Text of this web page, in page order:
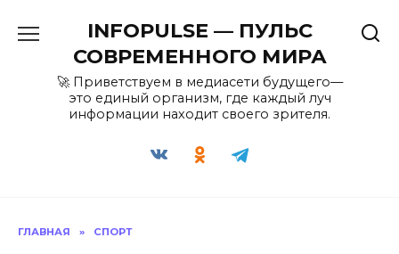
содержанию
INFOPULSE — ПУЛЬС
СОВРЕМЕННОГО МИРА
🚀 Приветствуем в медиасети будущего—
это единый организм, где каждый луч
информации находит своего зрителя.
ГЛАВНАЯ » СПОРТ